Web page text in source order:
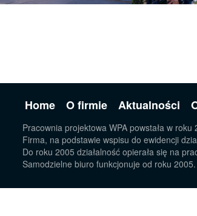
Home O firmie Aktualności
Pracownia projektowa WPA powstała w roku
Firma, na podstawie wspisu do ewidencji
Do roku 2005 działalność opierała się na
Samodzielne biuro funkcjonuje od roku 2005.